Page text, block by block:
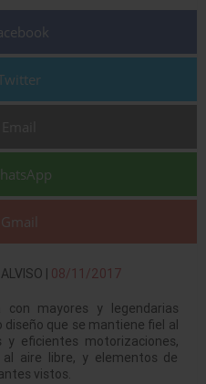
Gmail
| 08/11/2017
con mayores y legendarias
que se mantiene fiel al
y eficientes motorizaciones,
aire libre, y elementos de
vistos.